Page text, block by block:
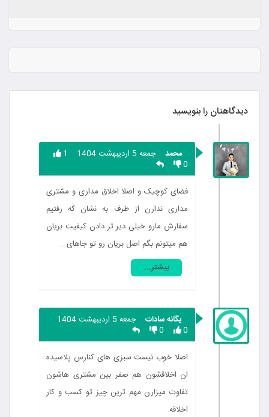
دیدگاهتان را بنویسید
محمد جمعه 5 اردیبهشت 1404
1
0
فضای کوچیک و اصلا اخلاق مداری و مشتری
مداری ندارن از طرف به نشان که رفتیم
سفارش مارو خیلی دیر تر دادن کیفیت بریان
هم میتونم بگم اصل بریان رو تو جاهای...
بیشتر...
یگانه سادات
جمعه 5 اردیبهشت 1404
0
0
اصلا خوب نیست سبزی های کنارس پلاسیده
ان اخلاقشون هم صفر بین مشتری هاشون
تفاوت میزارن مهم ترین چیز تو کسب و کار
اخلاقه